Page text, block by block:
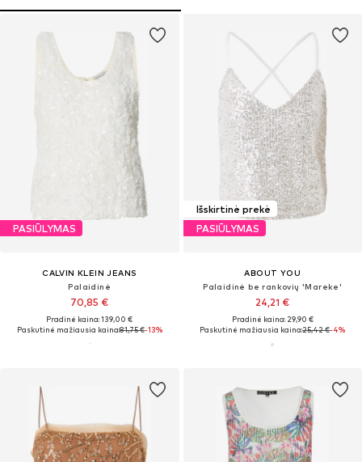
PASIŪLYMAS
CALVIN KLEIN JEANS
Palaidinė
70,85 €
Pradinė kaina: 139,00 €
Paskutinė mažiausia kaina:81,75 €-13%
Išskirtinė prekė
PASIŪLYMAS
ABOUT YOU
Palaidinė be rankovių 'Mareke'
24,21 €
Pradinė kaina: 29,90 €
Paskutinė mažiausia kaina:25,42 €-4%